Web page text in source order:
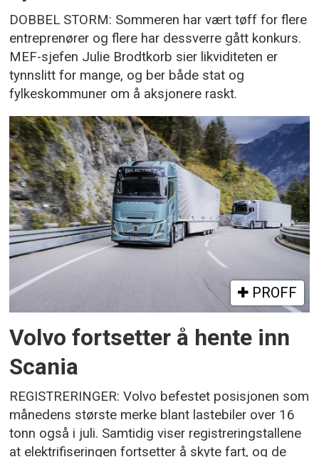
DOBBEL STORM: Sommeren har vært tøff for flere
entreprenører og flere har dessverre gått konkurs.
MEF-sjefen Julie Brodtkorb sier likviditeten er
tynnslitt for mange, og ber både stat og
fylkeskommuner om å aksjonere raskt.
PROFF
Volvo fortsetter å hente inn
Scania
REGISTRERINGER: Volvo befestet posisjonen som
månedens største merke blant lastebiler over 16
tonn også i juli. Samtidig viser registreringstallene
at elektrifiseringen fortsetter å skyte fart, og de